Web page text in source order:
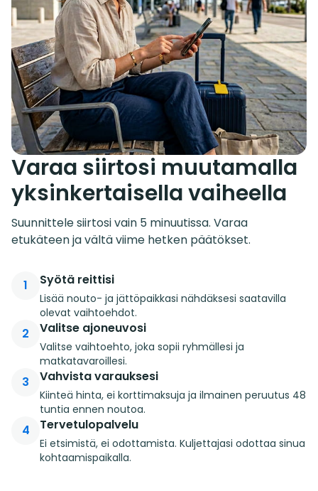
Varaa siirtosi muutamalla
yksinkertaisella vaiheella
Suunnittele siirtosi vain 5 minuutissa. Varaa
etukäteen ja vältä viime hetken päätökset.
1 Syötä reittisi
Lisää nouto- ja jättöpaikkasi nähdäksesi saatavilla
olevat vaihtoehdot.
2 Valitse ajoneuvosi
Valitse vaihtoehto, joka sopii ryhmällesi ja
matkatavaroillesi.
3 Vahvista varauksesi
Kiinteä hinta, ei korttimaksuja ja ilmainen peruutus 48
tuntia ennen noutoa.
4 Tervetulopalvelu
Ei etsimistä, ei odottamista. Kuljettajasi odottaa sinua
kohtaamispaikalla.